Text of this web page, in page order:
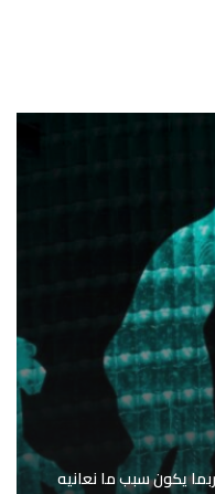
يكون سبب ما نعانيه